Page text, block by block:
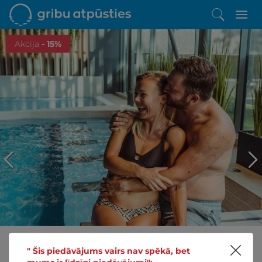
" Šis piedāvājums vairs nav spēkā, bet
Akcija - 15%